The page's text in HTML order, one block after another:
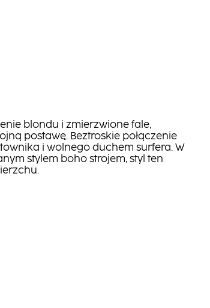
blondu i zmierzwione fale,
postawę. Beztroskie połączenie
i wolnego duchem surfera. W
stylem boho strojem, styl ten